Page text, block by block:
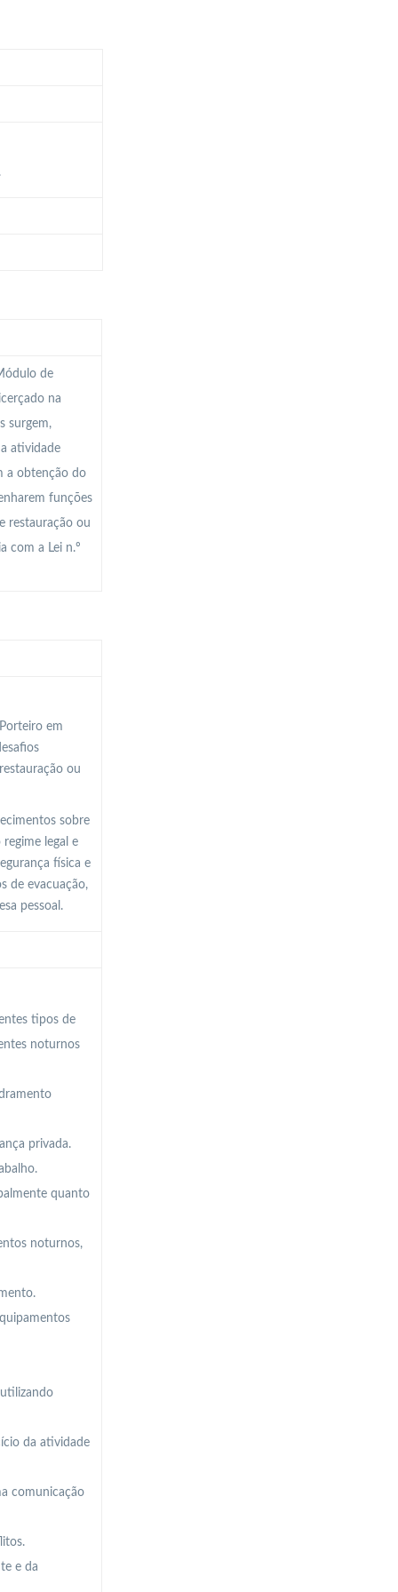
de
na
surgem,
atividade
a obtenção do
funções
restauração ou
com a Lei n.º
em
ou
sobre
legal e
física e
de evacuação,
pessoal.
tipos de
noturnos
privada.
quanto
noturnos,
da atividade
comunicação
e da